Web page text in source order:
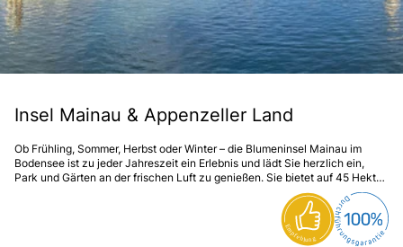
Insel Mainau & Appenzeller Land
Ob Frühling, Sommer, Herbst oder Winter – die Blumeninsel Mainau im
Bodensee ist zu jeder Jahreszeit ein Erlebnis und lädt Sie herzlich ein,
Park und Gärten an der frischen Luft zu genießen. Sie bietet auf 45 Hektar
faszinierende Ein- und Ausblicke und überrascht dabei immer wieder mit